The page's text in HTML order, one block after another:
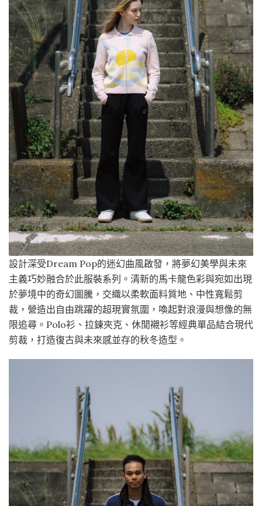
設計深受Dream Pop的迷幻曲風啟發，將夢幻美學與未來
主義巧妙融合於此服裝系列。清新的馬卡龍色彩與宛如出現
於夢境中的奇幻圖騰，交織以柔軟面料質地、中性寬鬆剪
裁，營造出自由跳躍的超現實氛圍，喚起對浪漫與想像的無
限追尋。Polo衫、拉鍊夾克、休閒襯衫等經典單品結合現代
剪裁，打造復古與未來感並存的秋冬造型。